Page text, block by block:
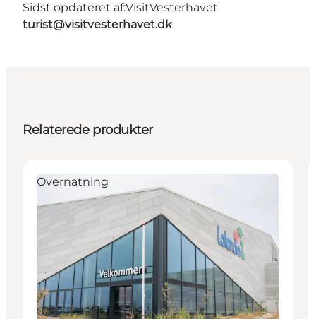
Sidst opdateret af:VisitVesterhavet
turist@visitvesterhavet.dk
Relaterede produkter
Overnatning